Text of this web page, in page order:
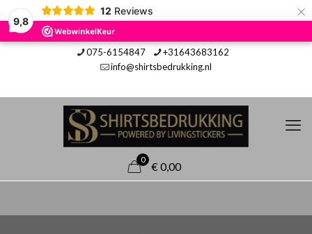
9,8
12 Reviews ×
075-6154847
+31643683162
info@shirtsbedrukking.nl
0
€ 0,00